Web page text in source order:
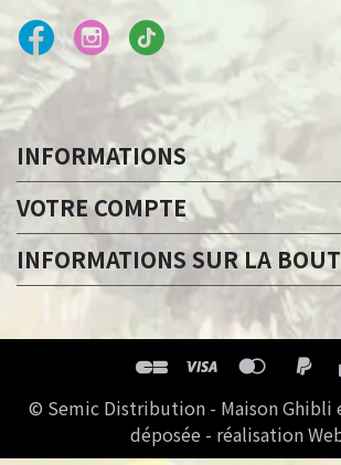
INFORMATIONS
VOTRE COMPTE
INFORMATIONS SUR LA
© Semic Distribution - Maison Ghibli
déposée - réalisation